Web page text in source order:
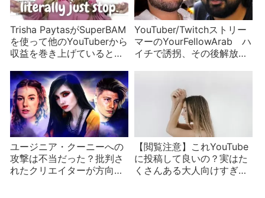
Trisha PaytasがSuperBAM
を使って他のYouTuberから
収益を巻き上げていると告
YouTuber/Twitchストリー
マーのYourFellowArab ハ
イチで誘拐、その後解放さ
ユージニア・クーニーへの
攻撃は不当だった？批判さ
れたクリエイターが方向転
【閲覧注意】これYouTube
に投稿して良いの？実はた
くさんある大人向けすぎる